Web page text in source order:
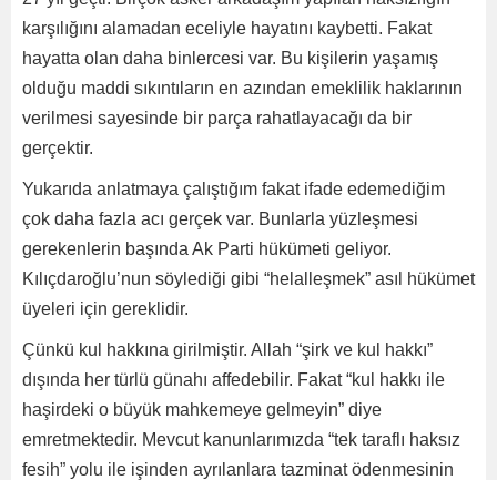
karşılığını alamadan eceliyle hayatını kaybetti. Fakat
hayatta olan daha binlercesi var. Bu kişilerin yaşamış
olduğu maddi sıkıntıların en azından emeklilik haklarının
verilmesi sayesinde bir parça rahatlayacağı da bir
gerçektir.
Yukarıda anlatmaya çalıştığım fakat ifade edemediğim
çok daha fazla acı gerçek var. Bunlarla yüzleşmesi
gerekenlerin başında Ak Parti hükümeti geliyor.
Kılıçdaroğlu’nun söylediği gibi “helalleşmek” asıl hükümet
üyeleri için gereklidir.
Çünkü kul hakkına girilmiştir. Allah “şirk ve kul hakkı”
dışında her türlü günahı affedebilir. Fakat “kul hakkı ile
haşirdeki o büyük mahkemeye gelmeyin” diye
emretmektedir. Mevcut kanunlarımızda “tek taraflı haksız
fesih” yolu ile işinden ayrılanlara tazminat ödenmesinin